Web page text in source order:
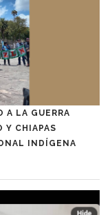
A LA GUERRA
Y CHIAPAS
INDÍGENA